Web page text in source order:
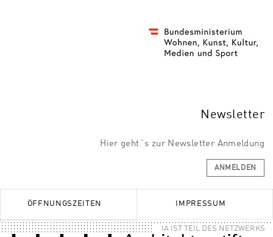
Newsletter
Hier geht´s zur Newsletter Anmeldung
ANMELDEN
ÖFFNUNGSZEITEN IMPRESSUM
IA IST TEIL DES NETZWERKS